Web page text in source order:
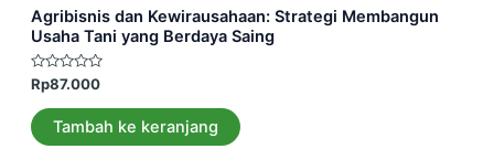
Agribisnis dan Kewirausahaan: Strategi Membangun
Usaha Tani yang Berdaya Saing
Dinilai
0
dari
5
Rp87.000
Tambah ke keranjang